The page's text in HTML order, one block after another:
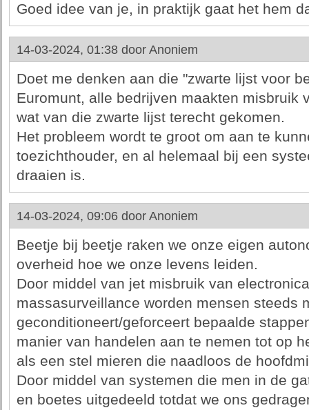
Goed idee van je, in praktijk gaat het hem
14-03-2024, 01:38 door Anoniem
Doet me denken aan die "zwarte lijst voor
Euromunt, alle bedrijven maakten misbruik
wat van die zwarte lijst terecht gekomen.
Het probleem wordt te groot om aan te
toezichthouder, en al helemaal bij een
draaien is.
14-03-2024, 09:06 door Anoniem
Beetje bij beetje raken we onze eigen
overheid hoe we onze levens leiden.
Door middel van jet misbruik van
massasurveillance worden mensen steeds
geconditioneert/geforceert bepaalde
manier van handelen aan te nemen tot op
als een stel mieren die naadloos de
Door middel van systemen die men in de
en boetes uitgedeeld totdat we ons